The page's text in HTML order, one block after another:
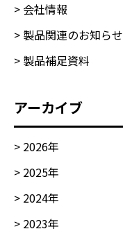
> 会社情報
> 製品関連のお知らせ
> 製品補足資料
アーカイブ
> 2026年
> 2025年
> 2024年
> 2023年